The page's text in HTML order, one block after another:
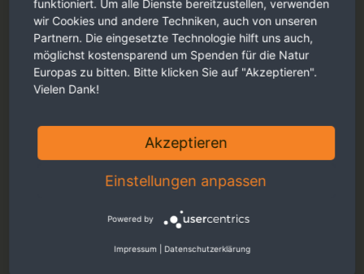
funktioniert. Um alle Dienste bereitzustellen, verwenden
wir Cookies und andere Techniken, auch von unseren
Partnern. Die eingesetzte Technologie hilft uns auch,
möglichst kostensparend um Spenden für die Natur
Europas zu bitten. Bitte klicken Sie auf "Akzeptieren".
Vielen Dank!
Akzeptieren
Einstellungen anpassen
Powered by
Impressum Datenschutzerklärung